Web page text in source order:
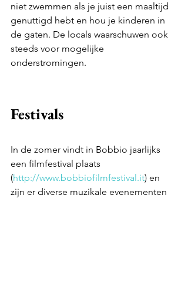
niet zwemmen als je juist een maaltijd
genuttigd hebt en hou je kinderen in
de gaten. De locals waarschuwen ook
steeds voor mogelijke
onderstromingen.
Festivals
In de zomer vindt in Bobbio jaarlijks
een filmfestival plaats
(http://www.bobbiofilmfestival.it) en
zijn er diverse muzikale evenementen